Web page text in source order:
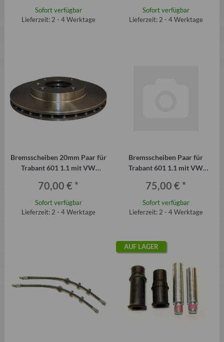
Sofort verfügbar
Lieferzeit: 2 - 4 Werktage
Sofort verfügbar
Lieferzeit: 2 - 4 Werktage
Bremsscheiben 20mm Paar für
Trabant 601 1.1 mit VW
70,00 € *
Sofort verfügbar
Lieferzeit: 2 - 4 Werktage
Bremsscheiben Paar für
Trabant 601 1.1 mit VW
Hinterachse
75,00 € *
Sofort verfügbar
Lieferzeit: 2 - 4 Werktage
AUF LAGER